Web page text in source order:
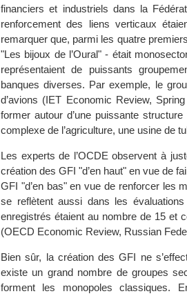
financiers et industriels dans la
renforcement des liens verticaux
remarquer que, parmi les quatre
"Les bijoux de l’Oural" - était
représentaient de puissants
banques diverses. Par exemple, le
d’avions (IET Economic Review,
former autour d’une puissante
complexe de l’agriculture, une usine de
Les experts de l’OCDE observent à
création des GFI "d’en haut" en vue de
GFI "d’en bas" en vue de renforcer les
se reflètent aussi dans les
enregistrés étaient au nombre de 15 et
(OECD Economic Review, Russian
Bien sûr, la création des GFI ne
existe un grand nombre de groupes
forment les monopoles classiques.